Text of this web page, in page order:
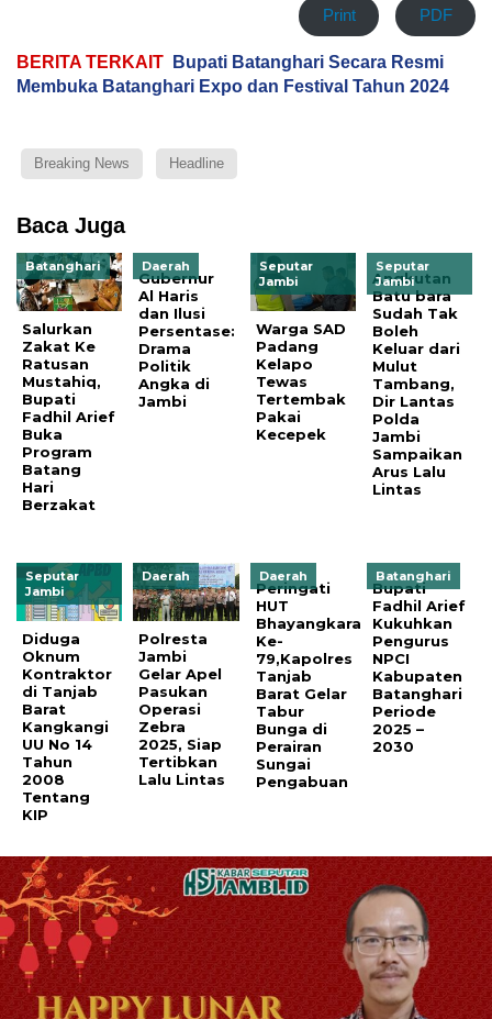
Print PDF
BERITA TERKAIT
Bupati Batanghari Secara Resmi
Membuka Batanghari Expo dan Festival Tahun 2024
Breaking News Headline
Baca Juga
Batanghari
Salurkan
Zakat Ke
Ratusan
Mustahiq,
Bupati
Fadhil Arief
Buka
Program
Batang
Hari
Berzakat
Daerah
Gubernur
Al Haris
dan Ilusi
Persentase:
Drama
Politik
Angka di
Jambi
Seputar
Jambi
Warga SAD
Padang
Kelapo
Tewas
Tertembak
Pakai
Kecepek
Seputar
Jambi
Angkutan
Batu bara
Sudah Tak
Boleh
Keluar dari
Mulut
Tambang,
Dir Lantas
Polda
Jambi
Sampaikan
Arus Lalu
Lintas
Seputar
Jambi
Diduga
Oknum
Kontraktor
di Tanjab
Barat
Kangkangi
UU No 14
Tahun
2008
Tentang
KIP
Daerah
Polresta
Jambi
Gelar Apel
Pasukan
Operasi
Zebra
2025, Siap
Tertibkan
Lalu Lintas
Daerah
Peringati
HUT
Bhayangkara
Ke-
79,Kapolres
Tanjab
Barat Gelar
Tabur
Bunga di
Perairan
Sungai
Pengabuan
Batanghari
Bupati
Fadhil Arief
Kukuhkan
Pengurus
NPCI
Kabupaten
Batanghari
Periode
2025 –
2030